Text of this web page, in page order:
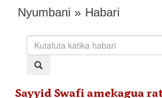
Nyumbani » Habari
Sayyid Swafi amekagua